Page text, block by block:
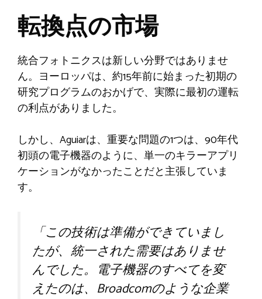
転換点の市場
統合フォトニクスは新しい分野ではありませ
ん。ヨーロッパは、約15年前に始まった初期の
研究プログラムのおかげで、実際に最初の運転
の利点がありました。
しかし、Aguiarは、重要な問題の1つは、90年代
初頭の電子機器のように、単一のキラーアプリ
ケーションがなかったことだと主張していま
す。
「この技術は準備ができていまし
たが、統一された需要はありませ
んでした。電子機器のすべてを変
えたのは、Broadcomのような企業